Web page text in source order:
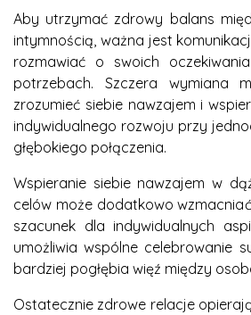
Aby utrzymać zdrowy balans
intymnością, ważna jest
rozmawiać o swoich
potrzebach. Szczera wymiana
zrozumieć siebie nawzajem i
indywidualnego rozwoju przy
głębokiego połączenia.
Wspieranie siebie nawzajem w
celów może dodatkowo
szacunek dla indywidualnych
umożliwia wspólne celebrowanie
bardziej pogłębia więź między
Ostatecznie zdrowe relacje